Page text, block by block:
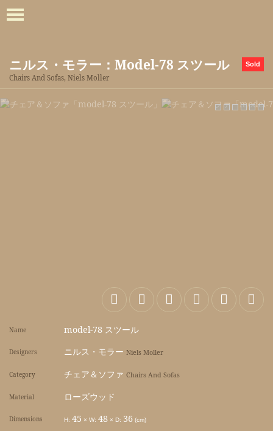
Sold
ニルス・モラー：model-78 スツール
Chairs And Sofas, Niels Moller
Name model-78 スツール
Designers ニルス・モラー Niels Moller
Category チェア＆ソファ Chairs And Sofas
Material ローズウッド
Dimensions H: 45 × W: 48 × D: 36 (cm)